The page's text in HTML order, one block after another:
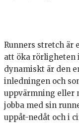
Runners stretch är
att öka rörligheten
dynamiskt är den
inledningen och
uppvärmning eller
jobba med sin
uppåt-nedåt och i